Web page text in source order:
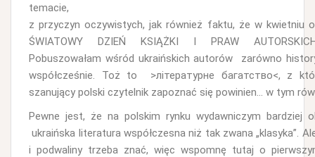
temacie,
z przyczyn oczywistych, jak również faktu, że w kwietniu
ŚWIATOWY DZIEŃ KSIĄŻKI I PRAW
Pobuszowałam wśród ukraińskich autorów zarówno
współcześnie. Toż to >літературне багатство<, z
szanujący polski czytelnik zapoznać się powinien… w tym
Pewne jest, że na polskim rynku wydawniczym bardziej
ukraińska literatura współczesna niż tak zwana „klasyka”.
i podwaliny trzeba znać, więc wspomnę tutaj o